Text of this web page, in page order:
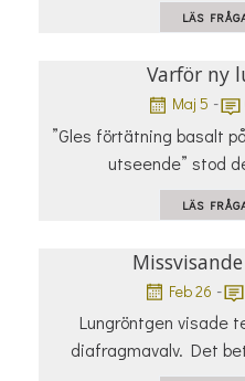
LÄS
Varför ny
Maj 5 -
”Gles förtätning basalt
utseende” stod
LÄS
Feb 26 -
Lungröntgen visade
diafragmavalv. Det